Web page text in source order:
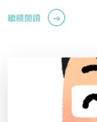
繼續閱讀